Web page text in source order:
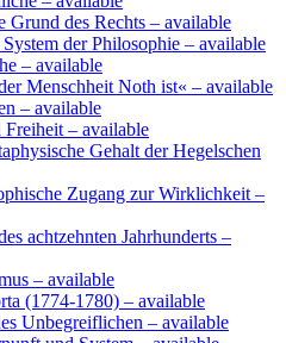
Grund des Rechts – available
der Philosophie – available
– available
Menschheit Noth ist« – available
– available
Freiheit – available
Gehalt der Hegelschen
Zugang zur Wirklichkeit –
achtzehnten Jahrhunderts –
– available
(1774-1780) – available
Unbegreiflichen – available